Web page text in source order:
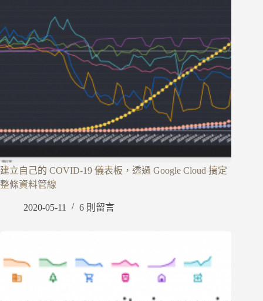
建立自己的 COVID-19 儀表板，透過 Google Cloud 搞定
整條資料管線
2020-05-11 6 則留言